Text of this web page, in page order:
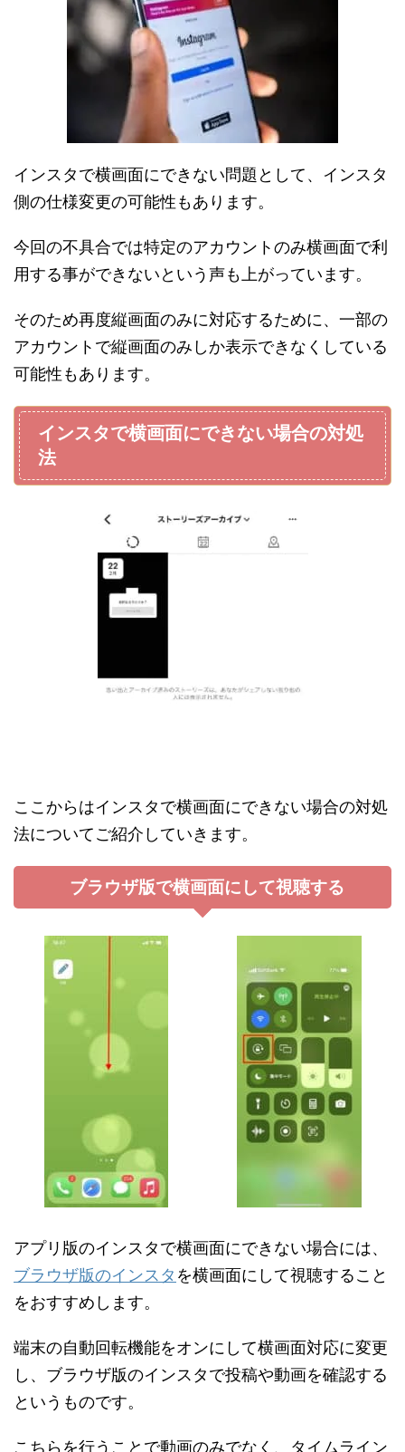
インスタで横画面にできない問題として、インスタ
側の仕様変更の可能性もあります。
今回の不具合では特定のアカウントのみ横画面で利
用する事ができないという声も上がっています。
そのため再度縦画面のみに対応するために、一部の
アカウントで縦画面のみしか表示できなくしている
可能性もあります。
インスタで横画面にできない場合の対処
法
ここからはインスタで横画面にできない場合の対処
法についてご紹介していきます。
ブラウザ版で横画面にして視聴する
アプリ版のインスタで横画面にできない場合には、
ブラウザ版のインスタ を横画面にして視聴すること
をおすすめします。
端末の自動回転機能をオンにして横画面対応に変更
し、ブラウザ版のインスタで投稿や動画を確認する
というものです。
こちらを行うことで動画のみでなく、タイムライン